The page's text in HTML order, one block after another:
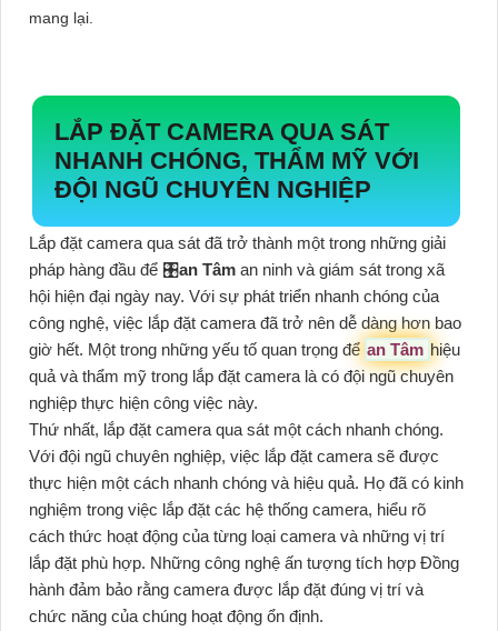
mang lại.
LẮP ĐẶT CAMERA QUA SÁT
NHANH CHÓNG, THẨM MỸ VỚI
ĐỘI NGŨ CHUYÊN NGHIỆP
Lắp đặt camera qua sát đã trở thành một trong những giải
pháp hàng đầu để 🎛an Tâm an ninh và giám sát trong xã
hội hiện đại ngày nay. Với sự phát triển nhanh chóng của
công nghệ, việc lắp đặt camera đã trở nên dễ dàng hơn bao
giờ hết. Một trong những yếu tố quan trọng để an Tâm hiệu
quả và thẩm mỹ trong lắp đặt camera là có đội ngũ chuyên
nghiệp thực hiện công việc này.
Thứ nhất, lắp đặt camera qua sát một cách nhanh chóng.
Với đội ngũ chuyên nghiệp, việc lắp đặt camera sẽ được
thực hiện một cách nhanh chóng và hiệu quả. Họ đã có kinh
nghiệm trong việc lắp đặt các hệ thống camera, hiểu rõ
cách thức hoạt động của từng loại camera và những vị trí
lắp đặt phù hợp. Những công nghệ ấn tượng tích hợp Đồng
hành đảm bảo rằng camera được lắp đặt đúng vị trí và
chức năng của chúng hoạt động ổn định.